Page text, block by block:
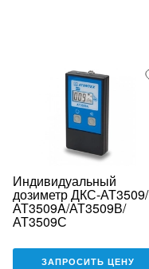
Индивидуальный
дозиметр ДКС-АТ3509/
АТ3509A/АТ3509В/
АТ3509С
ЗАПРОСИТЬ ЦЕНУ